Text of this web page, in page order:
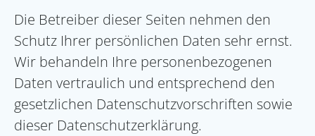
Die Betreiber dieser Seiten nehmen den
Schutz Ihrer persönlichen Daten sehr ernst.
Wir behandeln Ihre personenbezogenen
Daten vertraulich und entsprechend den
gesetzlichen Datenschutzvorschriften sowie
dieser Datenschutzerklärung.